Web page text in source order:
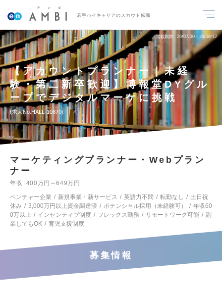
若手ハイキャリアのスカウト転職
掲載期間 26/07/30～26/08/12
【アカウントプランナー｜未経
験・第二新卒歓迎】博報堂DYグル
ープでデジタルマーケに挑戦
求人No.HALL-10870
マーケティングプランナー・Webプラン
ナー
年収
400万円～649万円
ベンチャー企業
新規事業・新サービス 英語力不問 転勤なし
土日祝
休み
3,000万円以上資金調達済 ポテンシャル採用（未経験可）
年収60
0万以上
インセンティブ制度 フレックス勤務 リモートワーク可能
副
業してもOK
育児支援制度
募集情報